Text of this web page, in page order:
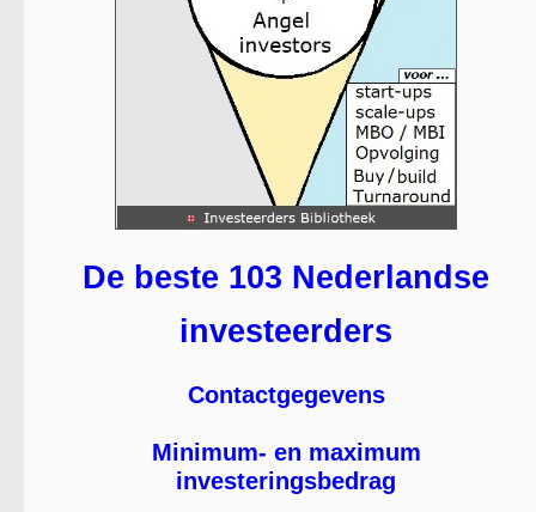
De beste 103 Nederlandse
investeerders
Contactgegevens
Minimum- en maximum
investeringsbedrag